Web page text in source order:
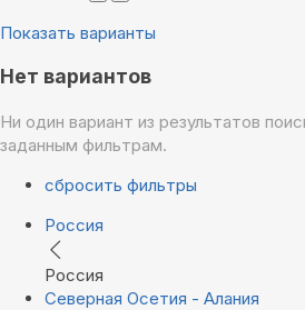
Показать варианты
Нет вариантов
Ни один вариант из результатов
заданным фильтрам.
сбросить фильтры
Россия
Россия
Северная Осетия - Алания